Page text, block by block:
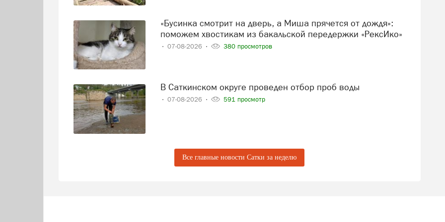
«Бусинка смотрит на дверь, а Миша прячется от дождя»:
поможем хвостикам из бакальской передержки «РексИко»
07-08-2026 380 просмотров
В Саткинском округе проведен отбор проб воды
07-08-2026 591 просмотр
Все главные новости Сатки за неделю